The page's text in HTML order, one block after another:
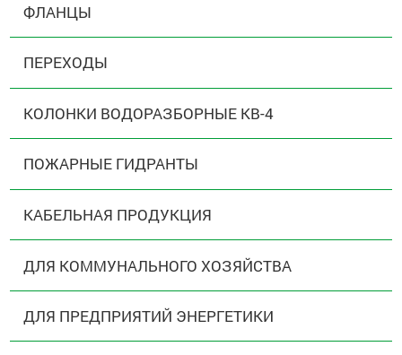
ФЛАНЦЫ
ПЕРЕХОДЫ
КОЛОНКИ ВОДОРАЗБОРНЫЕ КВ-4
ПОЖАРНЫЕ ГИДРАНТЫ
КАБЕЛЬНАЯ ПРОДУКЦИЯ
ДЛЯ КОММУНАЛЬНОГО ХОЗЯЙСТВА
ДЛЯ ПРЕДПРИЯТИЙ ЭНЕРГЕТИКИ